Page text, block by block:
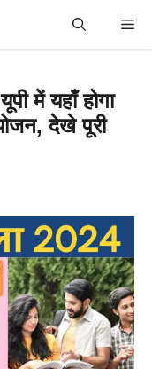
में यहाँ होगा
देखे पूरी